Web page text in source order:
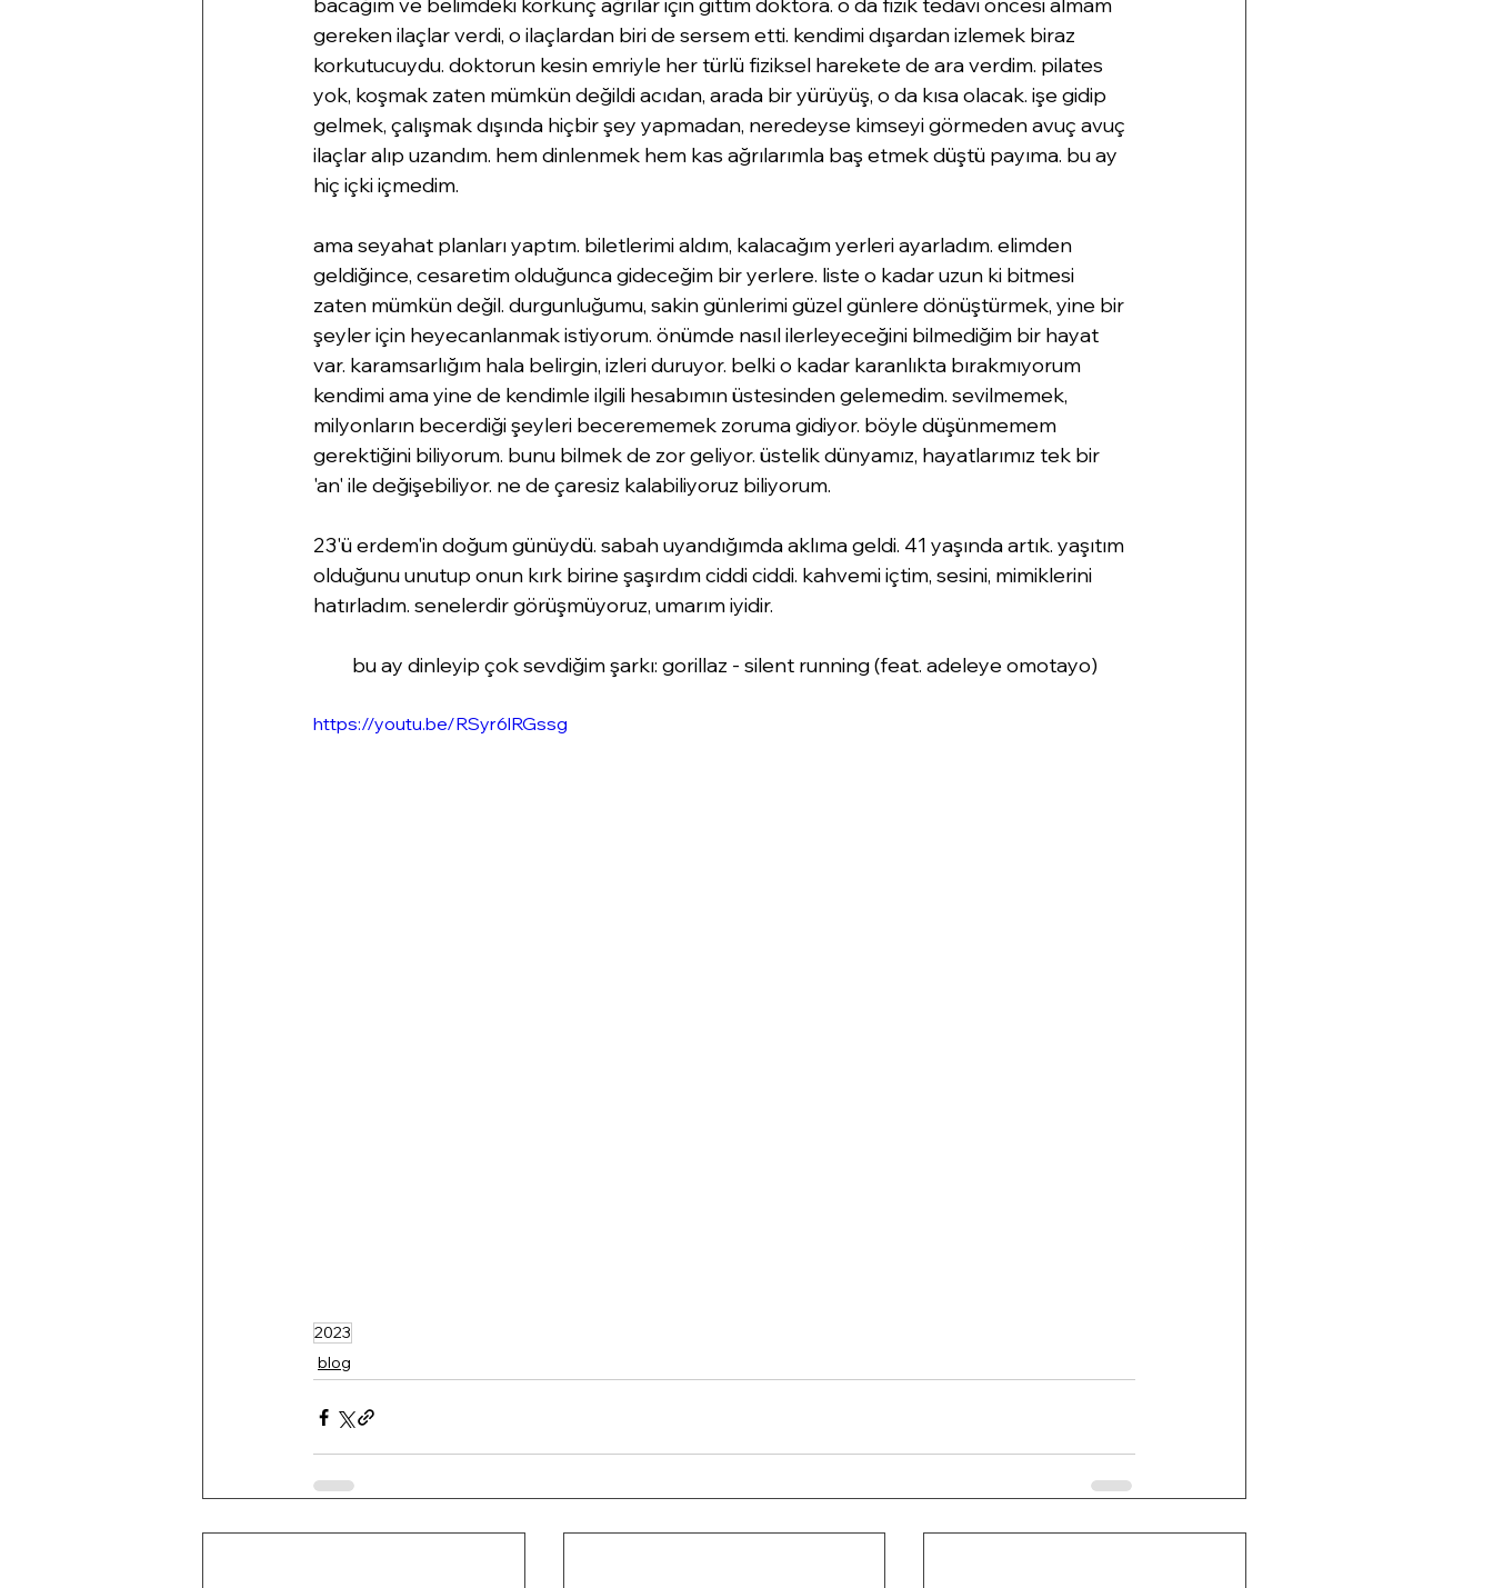
gereken ilaçlar verdi, o ilaçlardan biri de sersem etti. kendimi dışardan izlemek biraz
korkutucuydu. doktorun kesin emriyle her türlü fiziksel harekete de ara verdim. pilates
yok, koşmak zaten mümkün değildi acıdan, arada bir yürüyüş, o da kısa olacak. işe gidip
gelmek, çalışmak dışında hiçbir şey yapmadan, neredeyse kimseyi görmeden avuç avuç
ilaçlar alıp uzandım. hem dinlenmek hem kas ağrılarımla baş etmek düştü payıma. bu ay
hiç içki içmedim.
ama seyahat planları yaptım. biletlerimi aldım, kalacağım yerleri ayarladım. elimden
geldiğince, cesaretim olduğunca gideceğim bir yerlere. liste o kadar uzun ki bitmesi
zaten mümkün değil. durgunluğumu, sakin günlerimi güzel günlere dönüştürmek, yine bir
şeyler için heyecanlanmak istiyorum. önümde nasıl ilerleyeceğini bilmediğim bir hayat
var. karamsarlığım hala belirgin, izleri duruyor. belki o kadar karanlıkta bırakmıyorum
kendimi ama yine de kendimle ilgili hesabımın üstesinden gelemedim. sevilmemek,
milyonların becerdiği şeyleri becerememek zoruma gidiyor. böyle düşünmemem
gerektiğini biliyorum. bunu bilmek de zor geliyor. üstelik dünyamız, hayatlarımız tek bir
'an' ile değişebiliyor. ne de çaresiz kalabiliyoruz biliyorum.
23'ü erdem'in doğum günüydü. sabah uyandığımda aklıma geldi. 41 yaşında artık. yaşıtım
olduğunu unutup onun kırk birine şaşırdım ciddi ciddi. kahvemi içtim, sesini, mimiklerini
hatırladım. senelerdir görüşmüyoruz, umarım iyidir.
bu ay dinleyip çok sevdiğim şarkı: gorillaz - silent running (feat. adeleye omotayo)
https://youtu.be/RSyr6lRGssg
2023
blog